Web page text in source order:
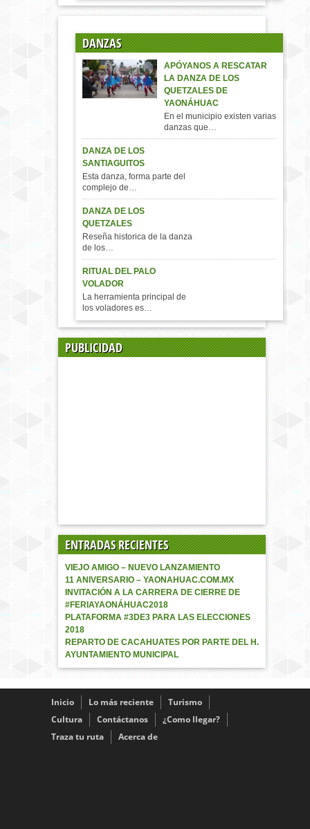
DANZAS
APÓYANOS A RESCATAR
LA DANZA DE LOS
QUETZALES DE
YAONÁHUAC
En el municipio existen varias
danzas que…
DANZA DE LOS
SANTIAGUITOS
Esta danza, forma parte del
complejo de…
DANZA DE LOS
QUETZALES
Reseña historica de la danza
de los…
RITUAL DEL PALO
VOLADOR
La herramienta principal de
los voladores es…
PUBLICIDAD
ENTRADAS RECIENTES
VIEJO AMIGO – NUEVO LANZAMIENTO
11 ANIVERSARIO – YAONAHUAC.COM.MX
INVITACIÓN A LA CARRERA DE CIERRE DE
#FERIAYAONÁHUAC2018
PLATAFORMA #3DE3 PARA LAS ELECCIONES
2018
REPARTO DE CACAHUATES POR PARTE DEL H.
AYUNTAMIENTO MUNICIPAL
Inicio Lo más reciente
Turismo
Cultura
Contáctanos
¿Como llegar?
Traza tu ruta
Acerca de